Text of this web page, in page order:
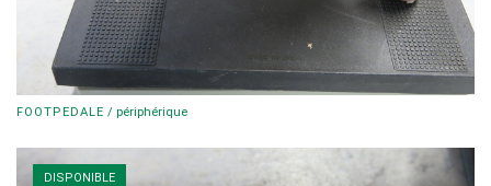
FOOTPEDALE /périphérique
DISPONIBLE